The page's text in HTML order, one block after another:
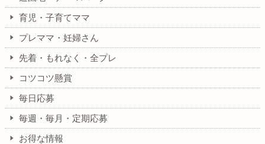
育児・子育てママ
プレママ・妊婦さん
先着・もれなく・全プレ
コツコツ懸賞
毎日応募
毎週・毎月・定期応募
お得な情報